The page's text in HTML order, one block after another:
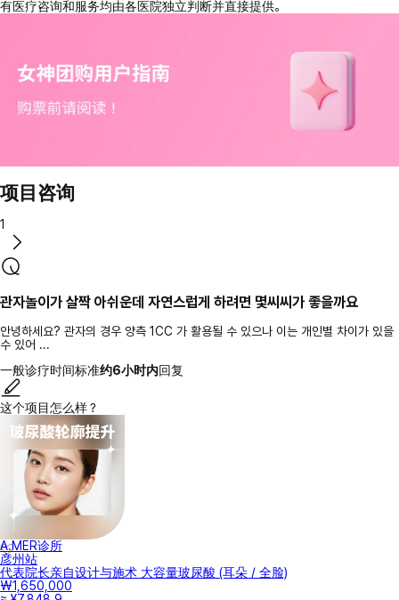
有医疗咨询和服务均由各医院独立判断并直接提供。
项目咨询
1
관자놀이가 살짝 아쉬운데 자연스럽게 하려면 몇씨씨가 좋을까요
안녕하세요? 관자의 경우 양측 1CC 가 활용될 수 있으나 이는 개인별 차이가 있을
수 있어 ...
一般诊疗时间标准约6小时内回复
这个项目怎么样？
A.MER诊所
彦州站
代表院长亲自设计与施术 大容量玻尿酸 (耳朵 / 全脸)
₩1,650,000